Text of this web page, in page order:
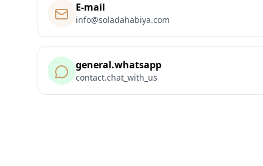
E-mail
info@soladahabiya.com
general.whatsapp
contact.chat_with_us